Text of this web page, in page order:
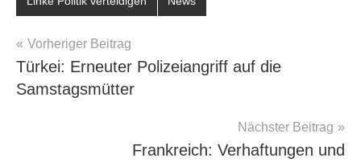
Beitragsnavigation
Vorheriger Beitrag
Türkei: Erneuter Polizeiangriff auf die
Samstagsmütter
Nächster Beitrag
Frankreich: Verhaftungen und